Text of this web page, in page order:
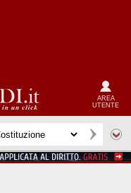
AREA
UTENTE